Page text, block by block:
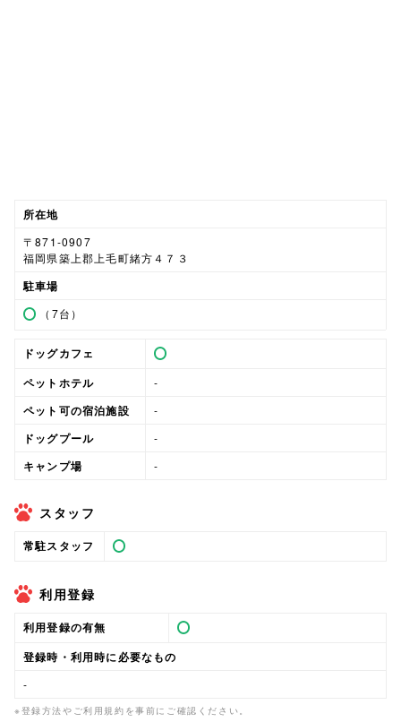
所在地
〒871-0907
福岡県築上郡上毛町緒方４７３
駐車場
（7台）
ドッグカフェ
ペットホテル
-
ペット可の宿泊施設 -
ドッグプール -
キャンプ場 -
スタッフ
常駐スタッフ
利用登録
利用登録の有無
登録時・利用時に必要なもの
-
※登録方法やご利用規約を事前にご確認ください。